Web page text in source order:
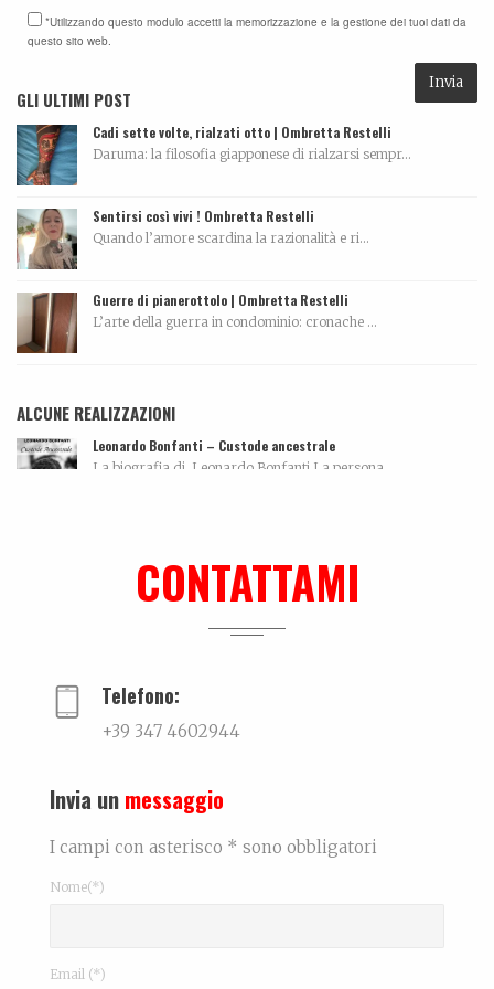
*Utilizzando questo modulo accetti la memorizzazione e la gestione dei tuoi dati da
questo sito web.
GLI ULTIMI POST
Cadi sette volte, rialzati otto | Ombretta Restelli
Daruma: la filosofia giapponese di rialzarsi sempr...
Sentirsi così vivi ! Ombretta Restelli
Quando l’amore scardina la razionalità e ri...
Guerre di pianerottolo | Ombretta Restelli
L’arte della guerra in condominio: cronache ...
ALCUNE REALIZZAZIONI
Leonardo Bonfanti – Custode ancestrale
La biografia di Leonardo Bonfanti La persona...
La biografia di Massimo Pazzaglini Sicuri di sa...
CONTATTAMI
Telefono:
+39 347 4602944
Invia un messaggio
I campi con asterisco * sono obbligatori
Nome(*)
Email (*)